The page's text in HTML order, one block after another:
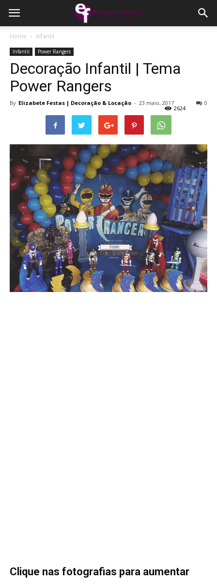
Home Infantil
Infantil Power Rangers
Decoração Infantil | Tema
Power Rangers
By Elizabete Festas | Decoração & Locação - 23 maio, 2017 0
2624
Clique nas fotografias para aumentar